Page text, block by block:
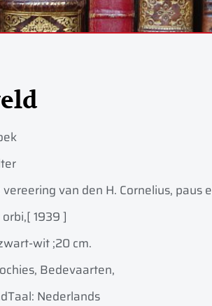
van den H. Cornelius, paus
[ 1939 ]
wit ;20 cm.
Bedevaarten,
Taal: Nederlands